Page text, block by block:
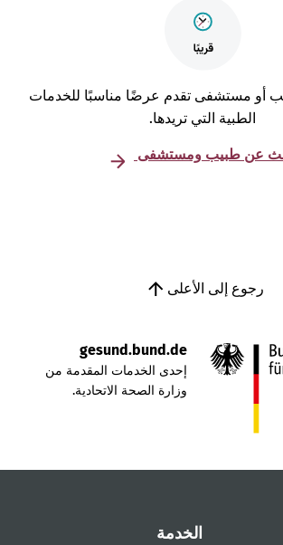
تقدم عرضًا مناسبًا للخدمات
الطبية التي تريدها.
طبيب ومستشفى
إلى الأعلى
gesund.bund.de
إحدى الخدمات المقدمة من
وزارة الصحة الاتحادية.
الخدمة